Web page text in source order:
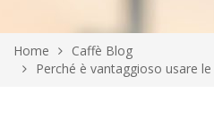
Home
Caffè Blog
Perché è vantaggioso usare